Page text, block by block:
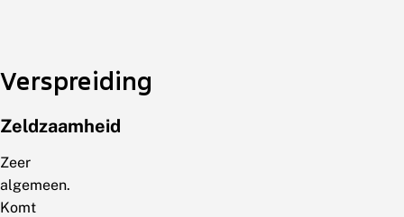
Verspreiding
Zeldzaamheid
Zeer
algemeen.
Komt